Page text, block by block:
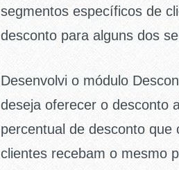
segmentos específicos de
desconto para alguns dos
Desenvolvi o módulo
deseja oferecer o desconto
percentual de desconto
clientes recebam o mesmo